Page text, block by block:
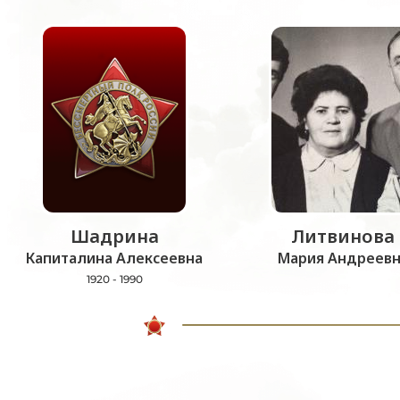
Шадрина
Капиталина Алексеевна
1920 - 1990
Литвинова
Мария